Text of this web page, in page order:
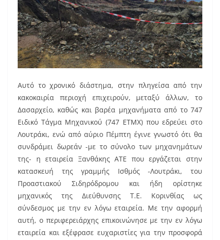
Αυτό το χρονικό διάστημα, στην πληγείσα από την
κακοκαιρία περιοχή επιχειρούν, μεταξύ άλλων, το
Δασαρχείο, καθώς και βαρέα μηχανήματα από το 747
Ειδικό Τάγμα Μηχανικού (747 ΕΤΜΧ) που εδρεύει στο
Λουτράκι, ενώ από αύριο Πέμπτη έγινε γνωστό ότι θα
συνδράμει δωρεάν -με το σύνολο των μηχανημάτων
της- η εταιρεία Ξανθάκης ΑΤΕ που εργάζεται στην
κατασκευή της γραμμής Ισθμός -Λουτράκι, του
Προαστιακού Σιδηρόδρομου και ήδη ορίστηκε
μηχανικός της Διεύθυνσης Τ.Ε. Κορινθίας ως
σύνδεσμος με την εν λόγω εταιρεία. Με την αφορμή
αυτή, ο περιφερειάρχης επικοινώνησε με την εν λόγω
εταιρεία και εξέφρασε ευχαριστίες για την προσφορά